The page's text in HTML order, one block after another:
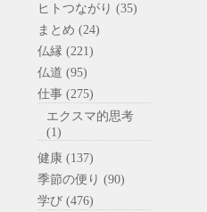
ヒトつながり (35)
まとめ (24)
仏縁 (221)
仏道 (95)
仕事 (275)
エクスマ的思考
(1)
健康 (137)
季節の便り (90)
学び (476)